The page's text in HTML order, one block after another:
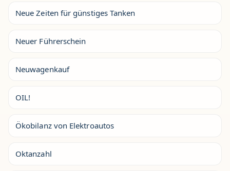
Neue Zeiten für günstiges Tanken
Neuer Führerschein
Neuwagenkauf
OIL!
Ökobilanz von Elektroautos
Oktanzahl